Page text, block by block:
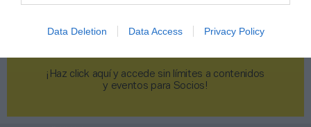
Data Deletion Data Access Privacy Policy
¡Haz click aquí y accede sin límites a contenidos
y eventos para Socios!​​​​​​​